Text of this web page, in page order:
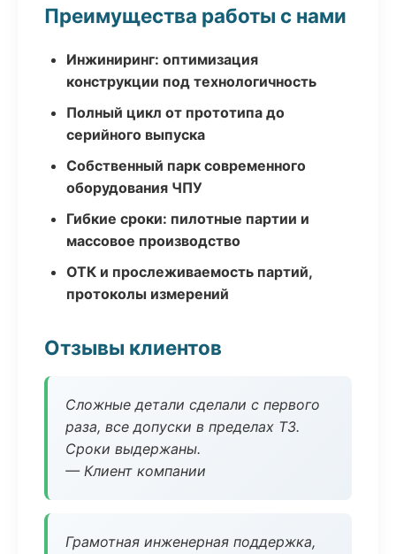
Преимущества работы с нами
Инжиниринг: оптимизация
конструкции под технологичность
Полный цикл от прототипа до
серийного выпуска
Собственный парк современного
оборудования ЧПУ
Гибкие сроки: пилотные партии и
массовое производство
ОТК и прослеживаемость партий,
протоколы измерений
Отзывы клиентов
Сложные детали сделали с первого
раза, все допуски в пределах ТЗ.
Сроки выдержаны.
— Клиент компании
Грамотная инженерная поддержка,